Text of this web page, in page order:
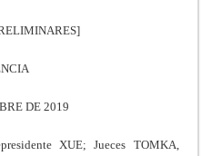
DE 2019
XUE; Jueces TOMKA,